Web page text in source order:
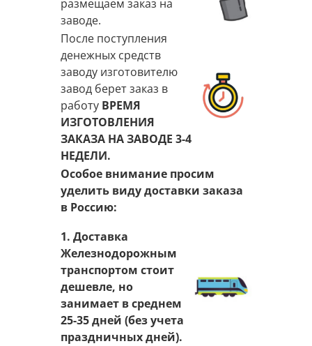
размещаем заказ на
заводе.
После поступления
денежных средств
заводу изготовителю
завод берет заказ в
работу ВРЕМЯ
ИЗГОТОВЛЕНИЯ
ЗАКАЗА НА ЗАВОДЕ 3-4
НЕДЕЛИ.
Особое внимание просим
уделить виду доставки заказа
в Россию:
1. Доставка
Железнодорожным
транспортом стоит
дешевле, но
занимает в среднем
25-35 дней (без учета
праздничных дней).